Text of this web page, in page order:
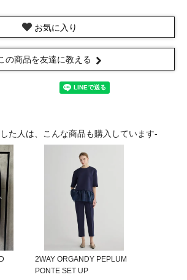
お気に入り
の商品を友達に教える
た人は、こんな商品も購入しています-
2WAY ORGANDY PEPLUM
PONTE SET UP